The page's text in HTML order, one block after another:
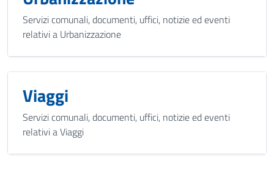
Servizi comunali, documenti, uffici, notizie ed eventi
relativi a Urbanizzazione
Viaggi
Servizi comunali, documenti, uffici, notizie ed eventi
relativi a Viaggi